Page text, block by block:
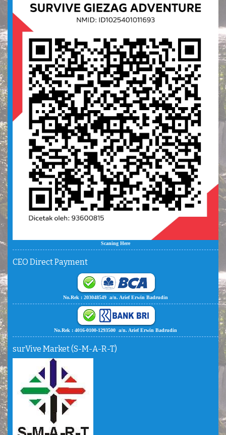
Scaning Here
CEO Direct Payment
No.Rek : 203048549 a/n. Arief Erwin Badrudin
No.Rek : 4016-0100-1293500 a/n. Arief Erwin Badrudin
surVive Market (S-M-A-R-T)